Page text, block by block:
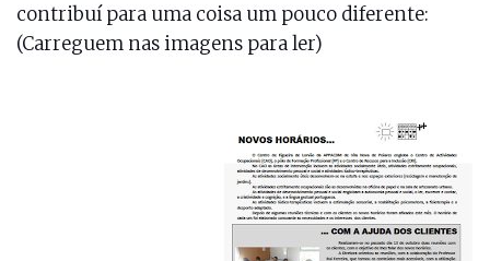
contribuí para uma coisa um pouco diferente:
(Carreguem nas imagens para ler)